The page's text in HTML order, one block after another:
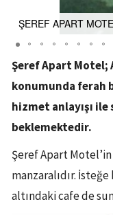
ŞEREF APART
Şeref Apart Motel;
konumunda ferah
hizmet anlayışı
beklemektedir.
Şeref Apart
manzaralıdır.
altındaki cafe de